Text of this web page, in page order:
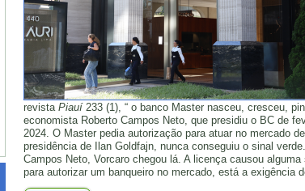
revista Piauí233 (1), “ o banco Master nasceu, cresceu,
economista Roberto Campos Neto, que presidiu o BC de
2024. O Master pedia autorização para atuar no mercado
presidência de Ilan Goldfajn, nunca conseguiu o sinal
Campos Neto, Vorcaro chegou lá. A licença causou
para autorizar um banqueiro no mercado, está a exigência